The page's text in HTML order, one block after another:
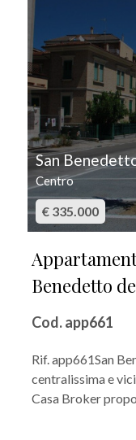
San
Centro
€ 335.000
Benedetto
Cod. app661
Rif. app661San
centralissima e
Casa Broker